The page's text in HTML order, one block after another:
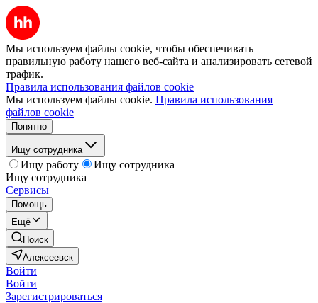
Мы используем файлы cookie, чтобы обеспечивать
правильную работу нашего веб-сайта и анализировать сетевой
трафик.
Правила использования файлов cookie
Мы используем файлы cookie. Правила использования
файлов cookie
Понятно
Ищу сотрудника
Ищу работу
Ищу сотрудника
Ищу сотрудника
Сервисы
Помощь
Ещё
Поиск
Алексеевск
Войти
Войти
Зарегистрироваться